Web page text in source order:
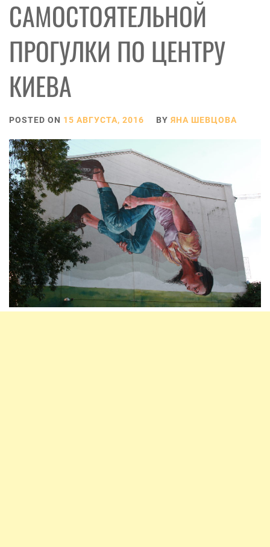
САМОСТОЯТЕЛЬНОЙ
ПРОГУЛКИ ПО ЦЕНТРУ
КИЕВА
POSTED ON 15 АВГУСТА, 2016 BY ЯНА ШЕВЦОВА